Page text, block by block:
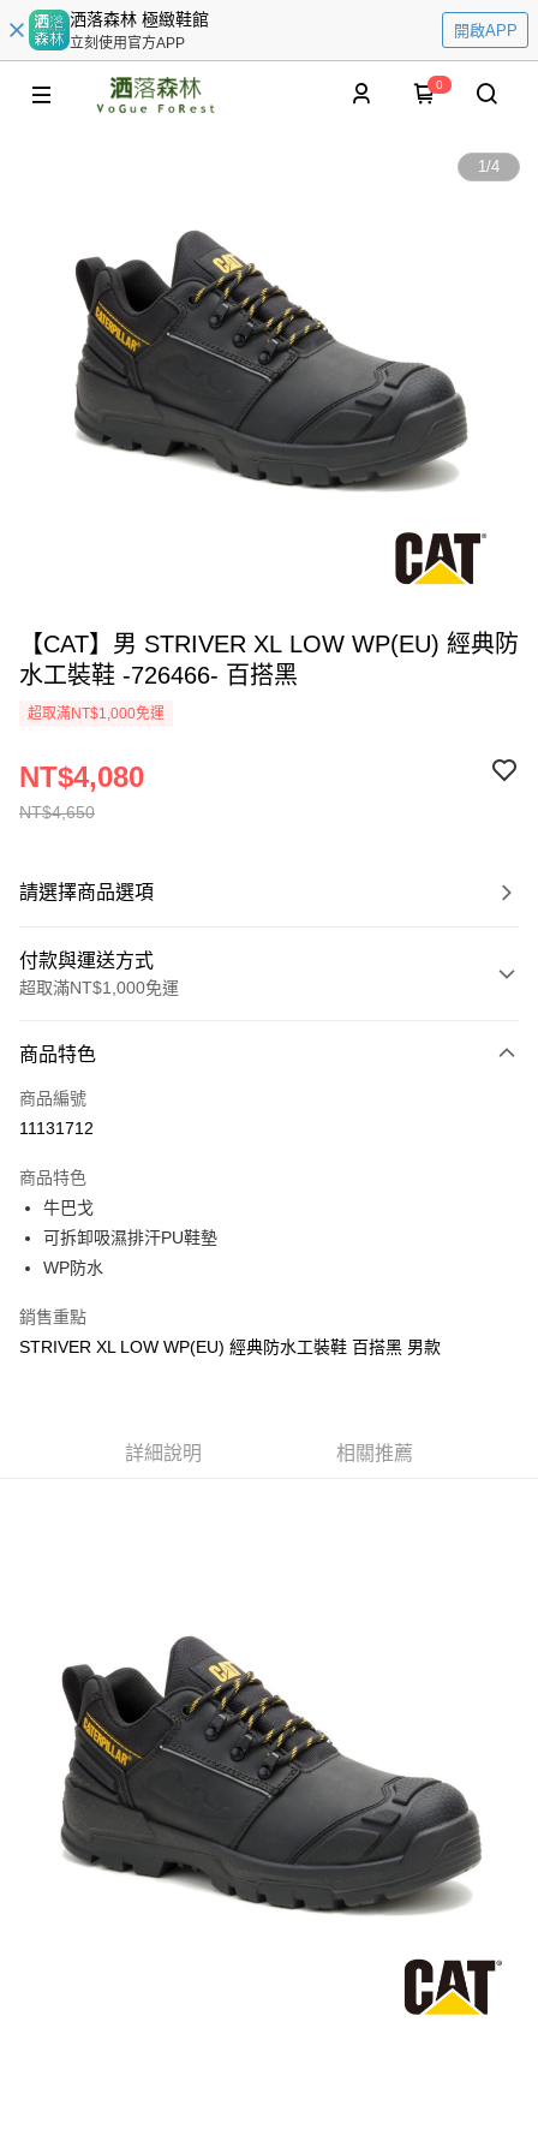
洒落森林 極緻鞋館
立刻使用官方APP
開啟APP
0
1/4
【CAT】男 STRIVER XL LOW WP(EU) 經典防
水工裝鞋 -726466- 百搭黑
超取滿NT$1,000免運
NT$4,650
NT$4,080
請選擇商品選項
付款與運送方式
超取滿NT$1,000免運
信用卡一次付款
超商取貨付款
運送方式
全家取貨付款
每筆NT$60，滿NT$1,000(含以上)免運費
每筆NT$60，滿NT$1,000(含以上)免運費
商品特色
商品編號
11131712
商品特色
牛巴戈
可拆卸吸濕排汗PU鞋墊
WP防水
銷售重點
STRIVER XL LOW WP(EU) 經典防水工裝鞋 百搭黑 男款
詳細說明 相關推薦